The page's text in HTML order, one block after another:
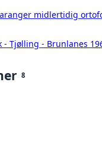
midlertidig
- Tjølling - Brunlanes
8